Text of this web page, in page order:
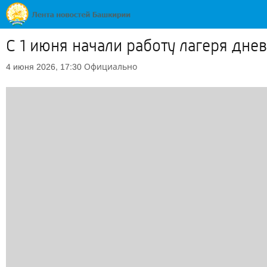
С 1 июня начали работу лагеря
4 июня 2026, 17:30 Официально